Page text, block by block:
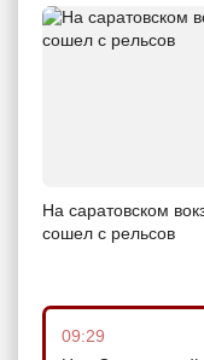
На саратовском
сошел с рельсов
09:29